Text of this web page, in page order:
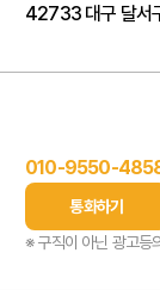
42733 대구 달서
010-9550-
통화하기
※ 구직이 아닌 광고등